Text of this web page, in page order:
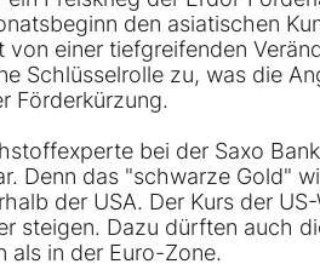
den asiatischen
von einer tiefgreifenden
Schlüsselrolle zu, was die
Förderkürzung.
bei der Saxo
Denn das "schwarze Gold"
der USA. Der Kurs der
steigen. Dazu dürften auch
als in der Euro-Zone.